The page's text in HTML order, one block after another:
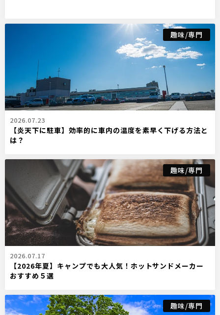
趣味/専門
2026.07.23
【炎天下に駐車】効率的に車内の温度を素早く下げる方法と
は？
趣味/専門
2026.07.17
【2026年夏】キャンプでも大人気！ホットサンドメーカー
おすすめ５選
趣味/専門